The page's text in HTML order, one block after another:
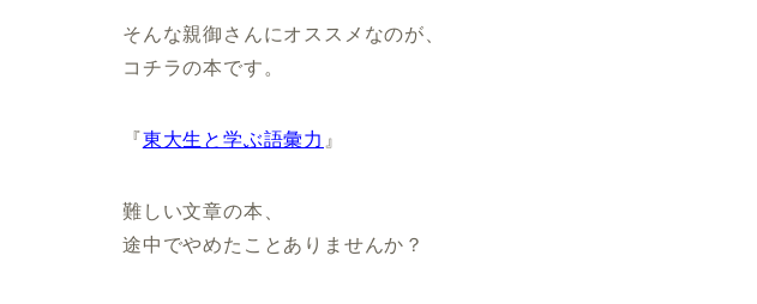
そんな親御さんにオススメなのが、
コチラの本です。
『東大生と学ぶ語彙力 』
難しい文章の本、
途中でやめたことありませんか？